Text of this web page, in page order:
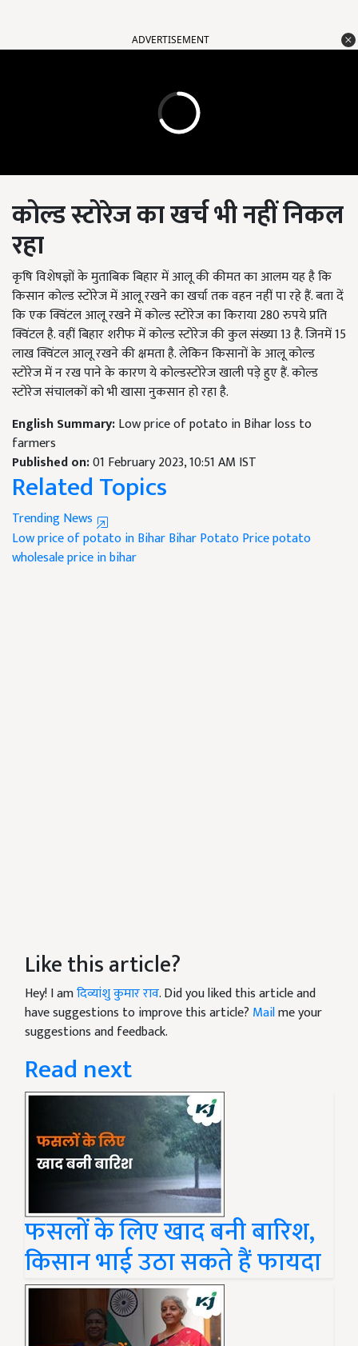
ADVERTISEMENT
कोल्ड स्टोरेज का खर्च भी नहीं निकल
रहा
कृषि विशेषज्ञों के मुताबिक बिहार में आलू की कीमत का आलम यह है कि
किसान कोल्ड स्टोरेज में आलू रखने का खर्चा तक वहन नहीं पा रहे हैं. बता दें
कि एक क्विंटल आलू रखने में कोल्ड स्टोरेज का किराया 280 रुपये प्रति
क्विंटल है. वहीं बिहार शरीफ में कोल्ड स्टोरेज की कुल संख्या 13 है. जिनमें 15
लाख क्विंटल आलू रखने की क्षमता है. लेकिन किसानों के आलू कोल्ड
स्टोरेज में न रख पाने के कारण ये कोल्डस्टोरेज खाली पड़े हुए हैं. कोल्ड
स्टोरेज संचालकों को भी खासा नुकसान हो रहा है.
English Summary:Low price of potato in Bihar loss to
farmers
Published on:01 February 2023, 10:51 AM IST
Related Topics
Trending News
Low price of potato in BiharBihar Potato Pricepotato
wholesale price in bihar
Like this article?
Hey! I amदिव्यांशु कुमार राव. Did you liked this article and
have suggestions to improve this article? Mailme your
suggestions and feedback.
Read next
फसलों के लिए खाद बनी बारिश,
किसान भाई उठा सकते हैं फायदा